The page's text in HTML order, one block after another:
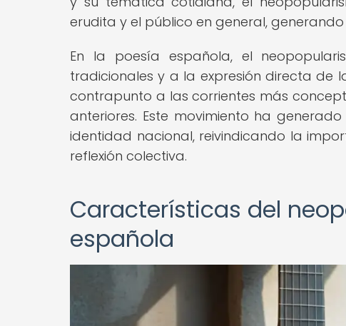
erudita y el público en general,
En la poesía española, el
tradicionales y a la expresión directa de
contrapunto a las corrientes más
anteriores. Este movimiento ha
identidad nacional, reivindicando la
reflexión colectiva.
Características del
española